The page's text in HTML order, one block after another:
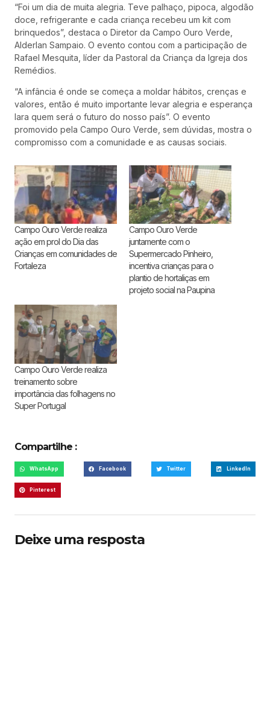
“Foi um dia de muita alegria. Teve palhaço, pipoca, algodão
doce, refrigerante e cada criança recebeu um kit com
brinquedos”, destaca o Diretor da Campo Ouro Verde,
Alderlan Sampaio. O evento contou com a participação de
Rafael Mesquita, líder da Pastoral da Criança da Igreja dos
Remédios.
“A infância é onde se começa a moldar hábitos, crenças e
valores, então é muito importante levar alegria e esperança
lara quem será o futuro do nosso país”. O evento
promovido pela Campo Ouro Verde, sem dúvidas, mostra o
compromisso com a comunidade e as causas sociais.
Campo Ouro Verde realiza
ação em prol do Dia das
Crianças em comunidades de
Fortaleza
Campo Ouro Verde
juntamente com o
Supermercado Pinheiro,
incentiva crianças para o
plantio de hortaliças em
projeto social na Paupina
Campo Ouro Verde realiza
treinamento sobre
importância das folhagens no
Super Portugal
Compartilhe :
WhatsApp Facebook Twitter LinkedIn
Pinterest
Deixe uma resposta